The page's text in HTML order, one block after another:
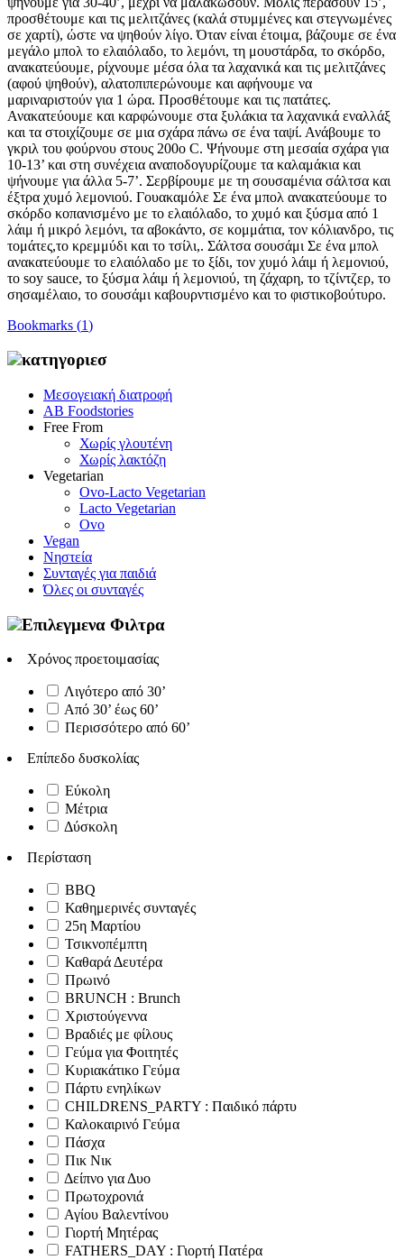
προσθέτουμε και τις μελιτζάνες (καλά στυμμένες και στεγνωμένες
σε χαρτί), ώστε να ψηθούν λίγο. Όταν είναι έτοιμα, βάζουμε σε ένα
μεγάλο μπολ το ελαιόλαδο, το λεμόνι, τη μουστάρδα, το σκόρδο,
ανακατεύουμε, ρίχνουμε μέσα όλα τα λαχανικά και τις μελιτζάνες
(αφού ψηθούν), αλατοπιπερώνουμε και αφήνουμε να
μαριναριστούν για 1 ώρα. Προσθέτουμε και τις πατάτες.
Ανακατεύουμε και καρφώνουμε στα ξυλάκια τα λαχανικά εναλλάξ
και τα στοιχίζουμε σε μια σχάρα πάνω σε ένα ταψί. Ανάβουμε το
γκριλ του φούρνου στους 200ο C. Ψήνουμε στη μεσαία σχάρα για
10-13’ και στη συνέχεια αναποδογυρίζουμε τα καλαμάκια και
ψήνουμε για άλλα 5-7’. Σερβίρουμε με τη σουσαμένια σάλτσα και
έξτρα χυμό λεμονιού. Γουακαμόλε Σε ένα μπολ ανακατεύουμε το
σκόρδο κοπανισμένο με το ελαιόλαδο, το χυμό και ξύσμα από 1
λάιμ ή μικρό λεμόνι, τα αβοκάντο, σε κομμάτια, τον κόλιανδρο, τις
τομάτες,το κρεμμύδι και το τσίλι,. Σάλτσα σουσάμι Σε ένα μπολ
ανακατεύουμε το ελαιόλαδο με το ξίδι, τον χυμό λάιμ ή λεμονιού,
το soy sauce, το ξύσμα λάιμ ή λεμονιού, τη ζάχαρη, το τζίντζερ, το
σησαμέλαιο, το σουσάμι καβουρντισμένο και το φιστικοβούτυρο.
Bookmarks (1)
κατηγοριεσ
Μεσογειακή διατροφή
AB Foodstories
Free From
Χωρίς γλουτένη
Χωρίς λακτόζη
Vegetarian
Ovo-Lacto Vegetarian
Lacto Vegetarian
Ovo
Vegan
Νηστεία
Συνταγές για παιδιά
Όλες οι συνταγές
Επιλεγμενα Φιλτρα
Χρόνος προετοιμασίας
Λιγότερο από 30’
Από 30’ έως 60’
Περισσότερο από 60’
Επίπεδο δυσκολίας
Εύκολη
Μέτρια
Δύσκολη
Περίσταση
BBQ
Καθημερινές συνταγές
25η Μαρτίου
Τσικνοπέμπτη
Καθαρά Δευτέρα
Πρωινό
BRUNCH : Brunch
Χριστούγεννα
Βραδιές με φίλους
Γεύμα για Φοιτητές
Κυριακάτικο Γεύμα
Πάρτυ ενηλίκων
CHILDRENS_PARTY : Παιδικό πάρτυ
Καλοκαιρινό Γεύμα
Πάσχα
Πικ Νικ
Δείπνο για Δυο
Πρωτοχρονιά
Αγίου Βαλεντίνου
Γιορτή Μητέρας
FATHERS_DAY : Γιορτή Πατέρα